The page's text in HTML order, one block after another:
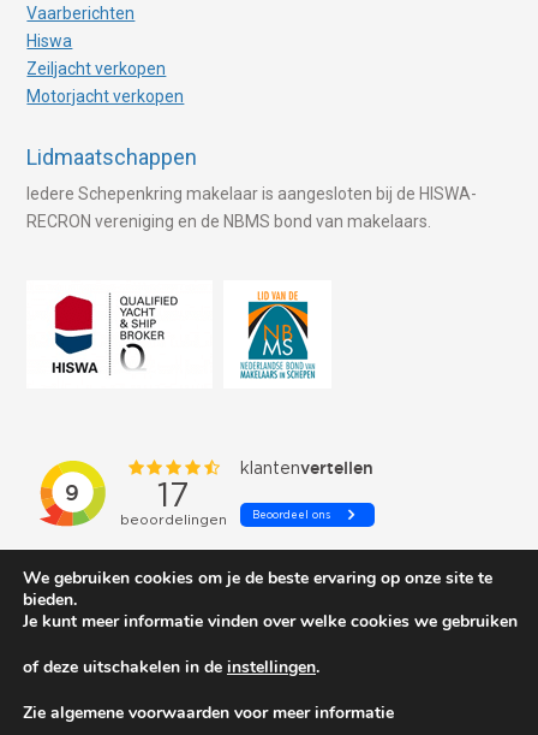
Vaarberichten
Hiswa
Zeiljacht verkopen
Motorjacht verkopen
Lidmaatschappen
Iedere Schepenkring makelaar is aangesloten bij de HISWA-
RECRON vereniging en de NBMS bond van makelaars.
We gebruiken cookies om je de beste ervaring op onze site te
bieden.
Je kunt meer informatie vinden over welke cookies we gebruiken
of deze uitschakelen in de instellingen.
Zie algemene voorwaarden voor meer informatie